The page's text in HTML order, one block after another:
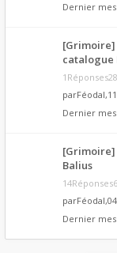
Dernier
[Grimoire]
catalogue
parFéodal
Dernier
[Grimoire]
Balius
parFéodal
Dernier